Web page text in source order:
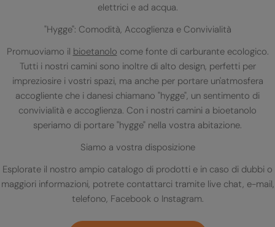
elettrici e ad acqua.
"Hygge": Comodità, Accoglienza e Convivialità
Promuoviamo il bioetanolo come fonte di carburante ecologico.
Tutti i nostri camini sono inoltre di alto design, perfetti per
impreziosire i vostri spazi, ma anche per portare un'atmosfera
accogliente che i danesi chiamano "hygge", un sentimento di
convivialità e accoglienza. Con i nostri camini a bioetanolo
speriamo di portare "hygge" nella vostra abitazione.
Siamo a vostra disposizione
Esplorate il nostro ampio catalogo di prodotti e in caso di dubbi o
maggiori informazioni, potrete contattarci tramite live chat, e-mail,
telefono, Facebook o Instagram.